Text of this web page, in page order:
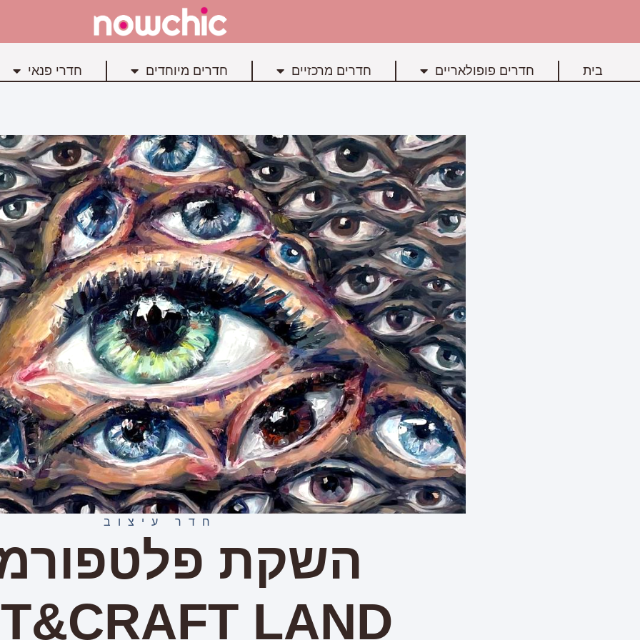
בית חדרים פופולאריים חדרים מרכזיים חדרים מיוחדים חדרי פנאי
חדר עיצוב
השקת
LAND